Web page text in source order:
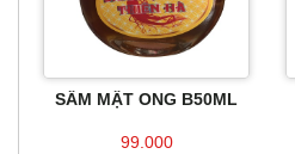
SÂM MẬT ONG B50ML
99.000